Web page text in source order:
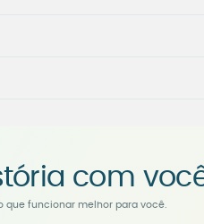
com
funcionar melhor para você.